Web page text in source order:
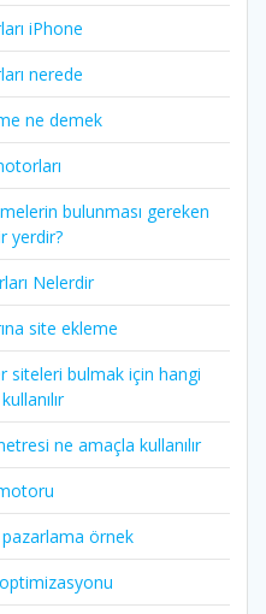
iPhone
nerede
ne demek
bulunması gereken
yerdir?
Nelerdir
site ekleme
siteleri bulmak için hangi
ne amaçla kullanılır
örnek